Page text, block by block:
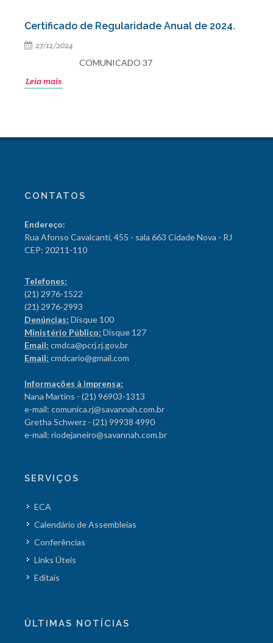
Certificado de Regularidade Anual de 2024.
27/12/2024
COMUNICADO 37
Leia mais
CONTATOS
Endereço:
Rua Afonso Cavalcanti, 455 - sala 663 Cidade Nova - RJ
CEP: 20211-110
Telefones:
(21) 2976-1522
(21) 2976-2993
Denúncias: Disque 100
Ministério Público: Disque 127
Email: cmdca@pcrj.rj.gov.br
Email: cmdcario@gmail.com
Informações à imprensa:
Nana Martins - (21) 96903-1313
e-mail: comunica.rj@savannah.com.br
Gretha Schwerz - (21) 99938 4990
e-mail: riodejaneiro@savannah.com.br
SERVIÇOS
ECA
Calendário de Assembleias
Conferências
Links Úteis
Editais
ÚLTIMAS NOTÍCIAS